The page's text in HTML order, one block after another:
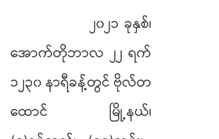
၂၀၂၁ ခုနှစ်၊
အောက်တိုဘာလ ၂၂ ရက်
၁၂၃၀နာရီခန့်တွင် ဗိုလ်တ
ထောင်
မြို့နယ်၊